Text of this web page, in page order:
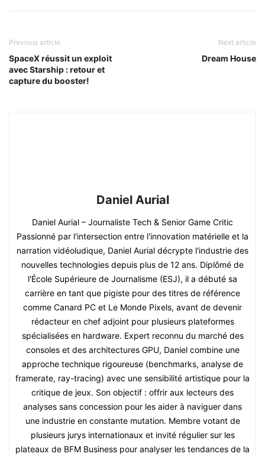
Previous article
SpaceX réussit un exploit
avec Starship : retour et
capture du booster!
Next article
Dream House
Daniel Aurial
Daniel Aurial – Journaliste Tech & Senior Game Critic
Passionné par l'intersection entre l'innovation matérielle et la
narration vidéoludique, Daniel Aurial décrypte l'industrie des
nouvelles technologies depuis plus de 12 ans. Diplômé de
l'École Supérieure de Journalisme (ESJ), il a débuté sa
carrière en tant que pigiste pour des titres de référence
comme Canard PC et Le Monde Pixels, avant de devenir
rédacteur en chef adjoint pour plusieurs plateformes
spécialisées en hardware. Expert reconnu du marché des
consoles et des architectures GPU, Daniel combine une
approche technique rigoureuse (benchmarks, analyse de
framerate, ray-tracing) avec une sensibilité artistique pour la
critique de jeux. Son objectif : offrir aux lecteurs des
analyses sans concession pour les aider à naviguer dans
une industrie en constante mutation. Membre votant de
plusieurs jurys internationaux et invité régulier sur les
plateaux de BFM Business pour analyser les tendances de la